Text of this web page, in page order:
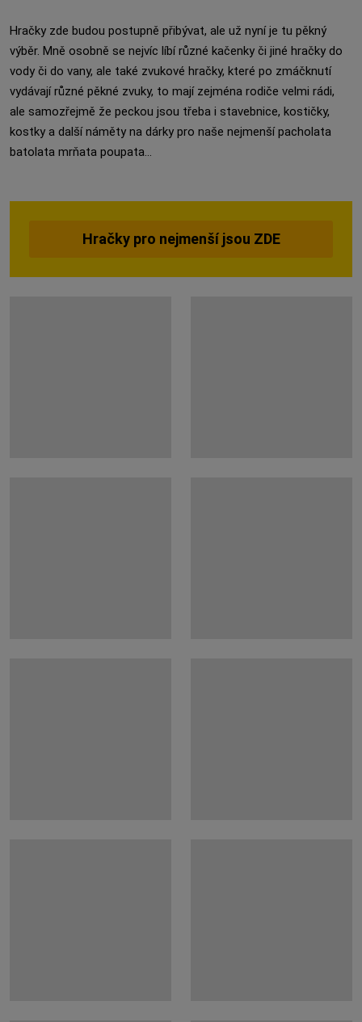
Hračky zde budou postupně přibývat, ale už nyní je tu pěkný
výběr. Mně osobně se nejvíc líbí různé kačenky či jiné hračky do
vody či do vany, ale také zvukové hračky, které po zmáčknutí
vydávají různé pěkné zvuky, to mají zejména rodiče velmi rádi,
ale samozřejmě že peckou jsou třeba i stavebnice, kostičky,
kostky a další náměty na dárky pro naše nejmenší pacholata
batolata mrňata poupata...
Hračky pro nejmenší jsou ZDE